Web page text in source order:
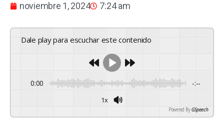
noviembre 1, 2024 7:24 am
Dale play para escuchar este contenido
0:00 -:--
1x
Powered By GSpeech